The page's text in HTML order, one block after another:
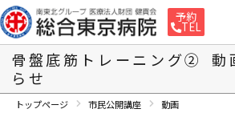
予約
TEL
骨盤底筋トレーニング② 動
らせ
トップページ 市民公開講座 動画